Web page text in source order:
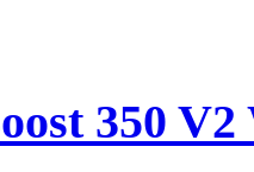
350 V2